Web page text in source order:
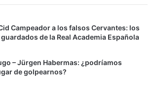
Campeador a los falsos Cervantes: los
de la Real Academia Española
– Jürgen Habermas: ¿podríamos
de golpearnos?